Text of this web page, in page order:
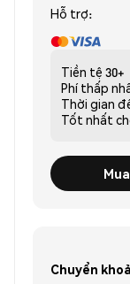
Hỗ trợ:
Tiền tệ 30+
Phí thấp
Thời gian
Tốt nhất
Chuyển